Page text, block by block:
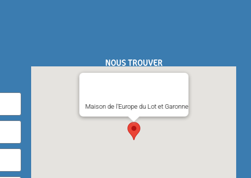
NOUS TROUVER
Maison de l'Europe du Lot et Garonne